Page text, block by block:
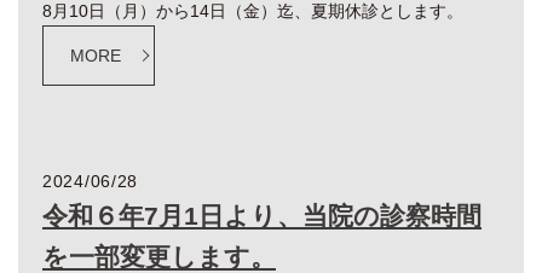
8月10日（月）から14日（金）迄、夏期休診とします。
MORE
2024/06/28
令和６年7月1日より、当院の診察時間
を一部変更します。